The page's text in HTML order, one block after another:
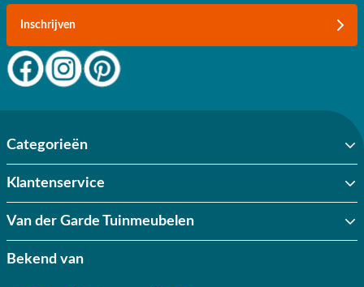
Inschrijven
Categorieën
Klantenservice
Van der Garde Tuinmeubelen
Bekend van